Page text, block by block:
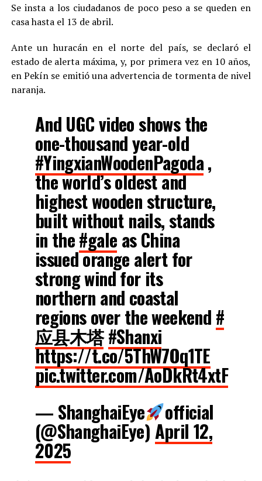
Se insta a los ciudadanos de poco peso a se queden en
casa hasta el 13 de abril.
Ante un huracán en el norte del país, se declaró el
estado de alerta máxima, y, por primera vez en 10 años,
en Pekín se emitió una advertencia de tormenta de nivel
naranja.
And UGC video shows the
one-thousand year-old
#YingxianWoodenPagoda,
the world’s oldest and
highest wooden structure,
built without nails, stands
in the#gale as China
issued orange alert for
strong wind for its
northern and coastal
regions over the weekend #
应县木塔#Shanxi
https://t.co/5ThW7Oq1TE
pic.twitter.com/AoDkRt4xtF
— ShanghaiEye
official
(@ShanghaiEye) April 12,
2025